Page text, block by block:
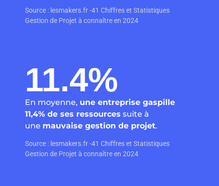
Source : lesmakers.fr -41 Chiffres et Statistiques
Gestion de Projet à connaître en 2024
11.4%
En moyenne, une entreprise gaspille
11,4% de ses ressources suite à
une mauvaise gestion de projet.
Source : lesmakers.fr -41 Chiffres et Statistiques
Gestion de Projet à connaître en 2024